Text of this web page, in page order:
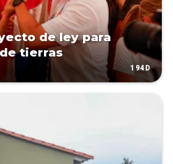
de ley para
tierras
194D